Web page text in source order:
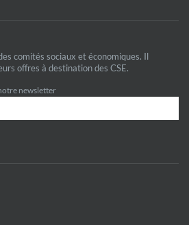
comités sociaux et économiques. Il
offres à destination des CSE.
newsletter